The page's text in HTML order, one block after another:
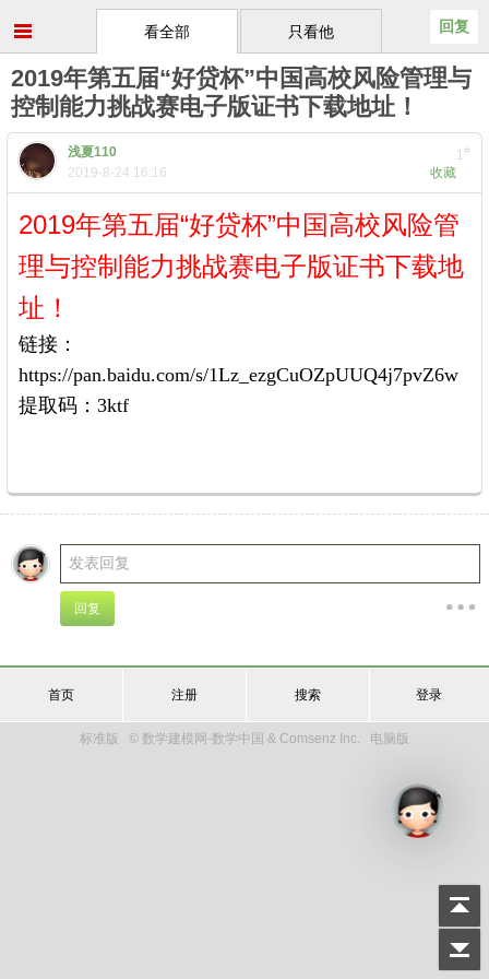
只看他
看全部 回复
2019年第五届“好贷杯”中国高校风险管理与
控制能力挑战赛电子版证书下载地址！
1#
浅夏110
收藏
2019-8-24 16:16
2019年第五届“好贷杯”中国高校风险管
理与控制能力挑战赛电子版证书下载地
址！
链接：
https://pan.baidu.com/s/1Lz_ezgCuOZpUUQ4j7pvZ6w
提取码：3ktf
首页 注册 搜索 登录
标准版 © 数学建模网-数学中国 & Comsenz Inc. 电脑版